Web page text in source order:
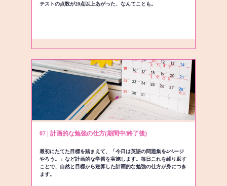
テストの点数が20点以上あがった、なんてことも。
07 | 計画的な勉強の仕方(期間中/終了後)
最初にたてた目標を踏まえて、「今日は英語の問題集を4ページ
やろう。」など計画的な学習を実施します。毎日これを繰り返す
ことで、自然と目標から逆算した計画的な勉強の仕方が身につき
ます。